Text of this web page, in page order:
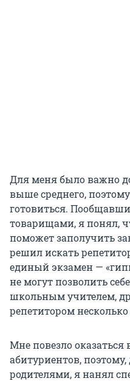
Для меня было важно
выше среднего,
готовиться.
товарищами, я понял,
поможет заполучить
решил искать
единый экзамен —
не могут позволить
школьным учителем,
репетитором
Мне повезло оказаться
абитуриентов,
родителями, я нанял